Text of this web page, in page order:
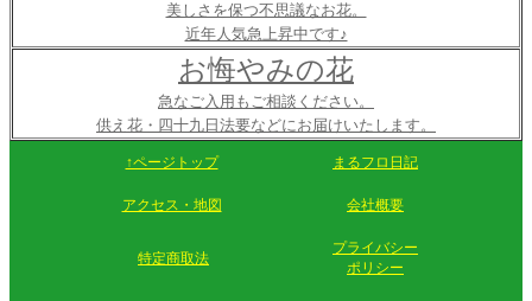
美しさを保つ不思議なお花。
近年人気急上昇中です♪
お悔やみの花
急なご入用もご相談ください。
供え花・四十九日法要などにお届けいたします。
↑ページトップ まるフロ日記
アクセス・地図 会社概要
特定商取法
プライバシー
ポリシー